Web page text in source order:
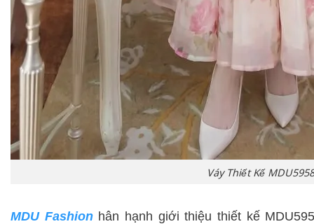
Váy Thiết Kế MDU5958
MDU Fashionhân hạnh giới thiệu thiết kế